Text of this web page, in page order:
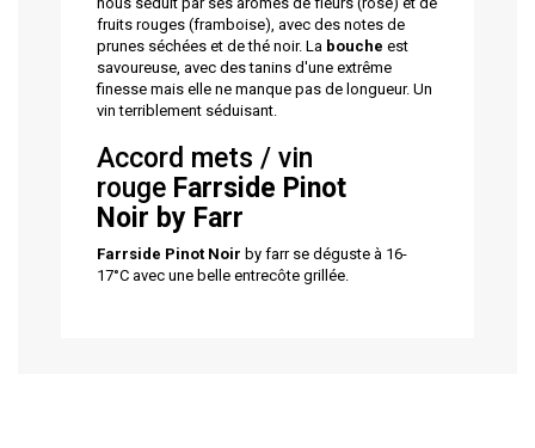
fruits rouges (framboise), avec des notes de
prunes séchées et de thé noir. La bouche est
savoureuse, avec des tanins d'une extrême
finesse mais elle ne manque pas de longueur. Un
vin terriblement séduisant.
Accord mets / vin
rouge Farrside Pinot
Noir by Farr
Farrside Pinot Noir by farr se déguste à 16-
17°C avec une belle entrecôte grillée.